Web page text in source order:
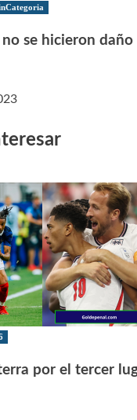
se hicieron daño
por el tercer